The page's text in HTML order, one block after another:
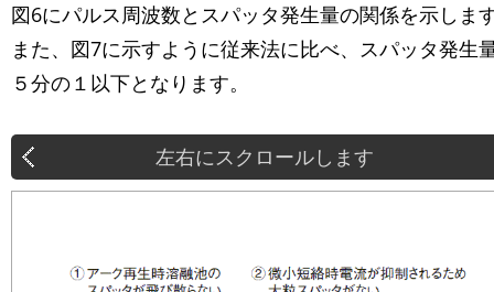
図6にパルス周波数とスパッタ発生量の関係を示しま
また、図7に示すように従来法に比べ、スパッタ発生
５分の１以下となります。